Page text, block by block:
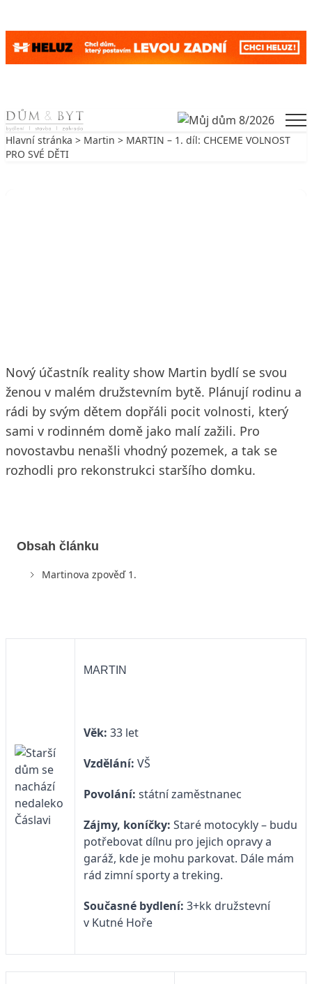
Skip to content
Hlavní stránka > Martin > MARTIN – 1. díl: CHCEME VOLNOST
PRO SVÉ DĚTI
Nový účastník reality show Martin bydlí se svou
ženou v malém družstevním bytě. Plánují rodinu a
rádi by svým dětem dopřáli pocit volnosti, který
sami v rodinném domě jako malí zažili. Pro
novostavbu nenašli vhodný pozemek, a tak se
rozhodli pro rekonstrukci staršího domku.
Obsah článku
Martinova zpověď 1.
MARTIN
Věk: 33 let
Vzdělání: VŠ
Povolání: státní zaměstnanec
Zájmy, koníčky: Staré motocykly – budu
potřebovat dílnu pro jejich opravy a
garáž, kde je mohu parkovat. Dále mám
rád zimní sporty a treking.
Současné bydlení: 3+kk družstevní
v Kutné Hoře